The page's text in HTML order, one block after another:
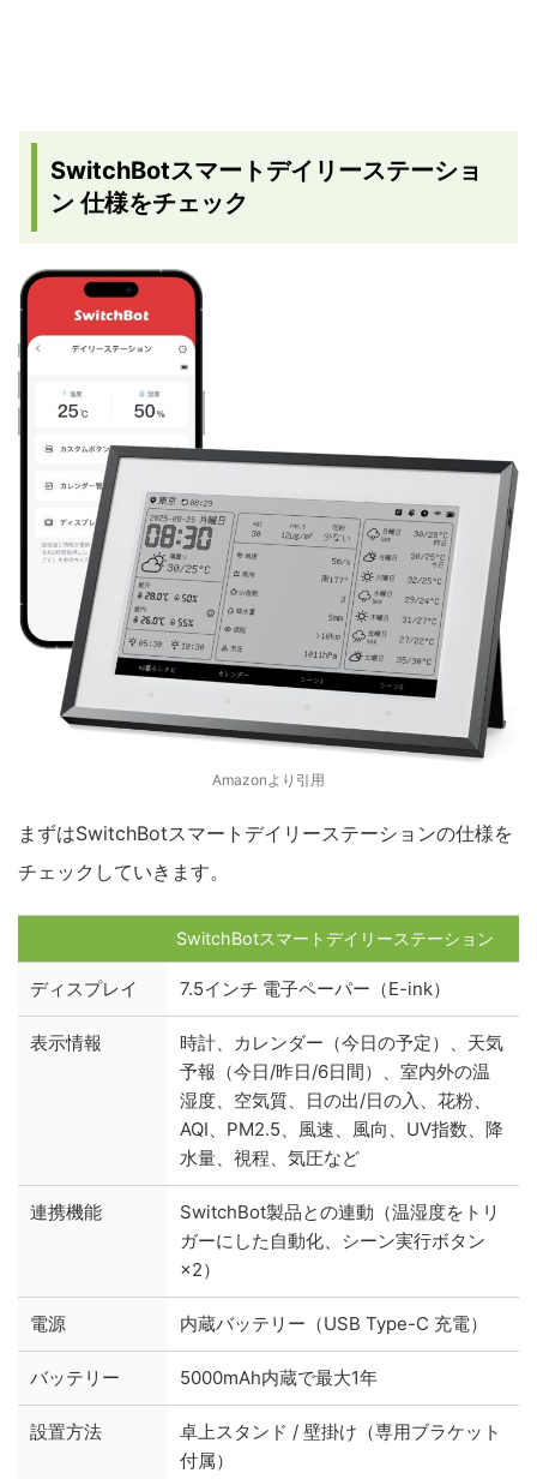
SwitchBotスマートデイリーステーショ
ン 仕様をチェック
Amazonより引用
まずはSwitchBotスマートデイリーステーションの仕様を
チェックしていきます。
SwitchBotスマートデイリーステーション
ディスプレイ 7.5インチ 電子ペーパー（E-ink）
表示情報
時計、カレンダー（今日の予定）、天気
予報（今日/昨日/6日間）、室内外の温
湿度、空気質、日の出/日の入、花粉、
AQI、PM2.5、風速、風向、UV指数、降
水量、視程、気圧など
連携機能
SwitchBot製品との連動（温湿度をトリ
ガーにした自動化、シーン実行ボタン
×2）
電源 内蔵バッテリー（USB Type-C 充電）
バッテリー 5000mAh内蔵で最大1年
設置方法
卓上スタンド / 壁掛け（専用ブラケット
付属）